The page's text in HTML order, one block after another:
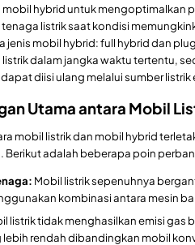
hybrid untuk mengoptimalkan
listrik saat kondisi
jenis mobil hybrid: full hybrid dan
dalam jangka waktu tertentu,
diisi ulang melalui sumber listrik
Utama antara Mobil
mobil listrik dan mobil hybrid
Berikut adalah beberapa poin
Mobil listrik sepenuhnya
kombinasi antara mesin
listrik tidak menghasilkan emisi gas
lebih rendah dibandingkan mobil